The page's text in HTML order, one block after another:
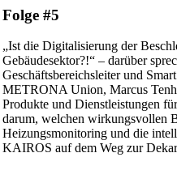
Folge #5
„Ist die Digitalisierung der
Gebäudesektor?!“ – darüber
Geschäftsbereichsleiter und
METRONA Union, Marcus
Produkte und Dienstleistungen
darum, welchen wirkungsvollen
Heizungsmonitoring und die
KAIROS auf dem Weg zur